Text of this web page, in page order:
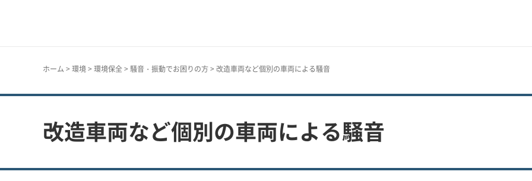
ホーム > 環境> 環境保全> 騒音・振動でお困りの方> 改造車両など個別の車両による騒音
改造車両など個別の車両による騒音